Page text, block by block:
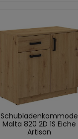
Schubladenkommode
Malta 820 2D 1S Eiche
Artisan